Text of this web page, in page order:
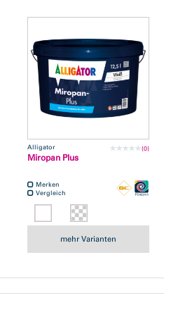
Alligator (0)
Miropan Plus
Merken
Vergleich
mehr Varianten